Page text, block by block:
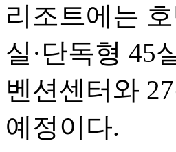
리조트에는
실·단독형 45
벤션센터와
예정이다.